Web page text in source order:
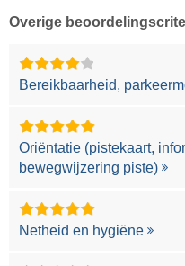
Overige
Bereikbaarheid,
Oriëntatie (pistekaart,
bewegwijzering piste)
Netheid en hygiëne